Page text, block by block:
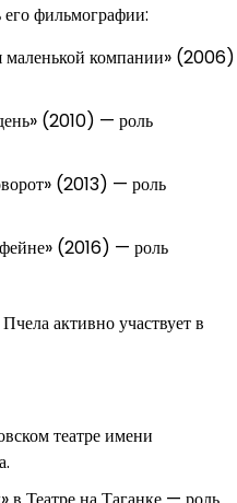
фильмографии:
маленькой компании» (2006)
(2010) — роль
(2013) — роль
(2016) — роль
активно участвует в
театре имени